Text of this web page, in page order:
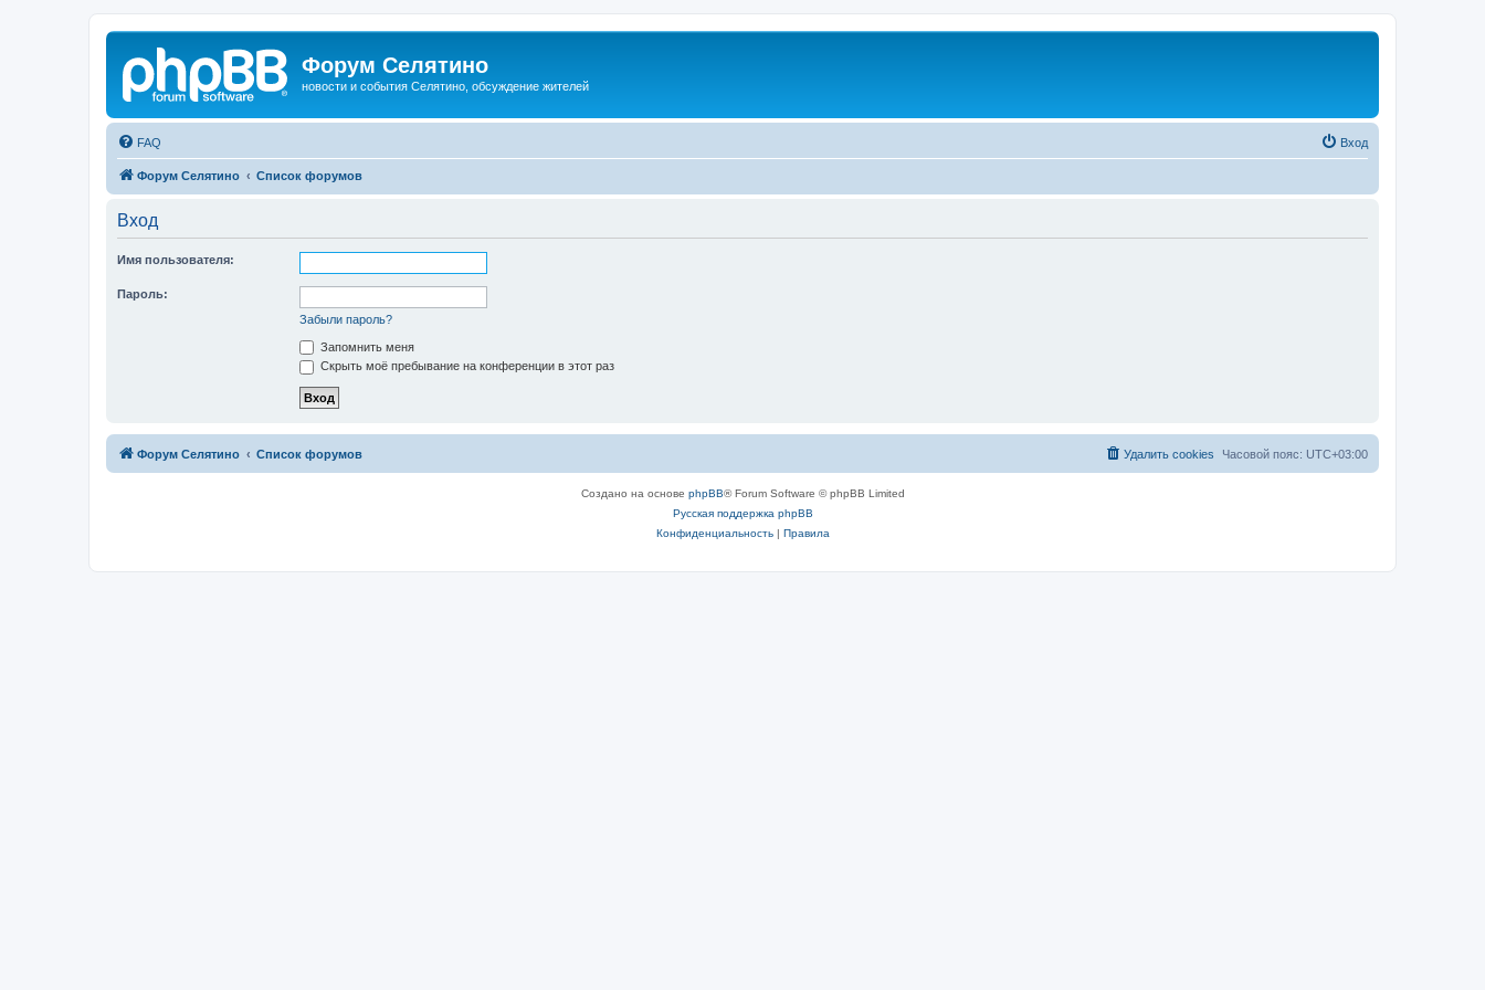
Форум Селятино
новости и события Селятино, обсуждение жителей
FAQ Вход
Форум Селятино Список форумов
Вход
Имя пользователя:
Пароль:
Забыли пароль?
Запомнить меня
Скрыть моё пребывание на конференции в этот раз
Форум Селятино Список форумов Часовой пояс: UTC+03:00
Удалить cookies
Создано на основе phpBB® Forum Software © phpBB Limited
Русская поддержка phpBB
Конфиденциальность| Правила